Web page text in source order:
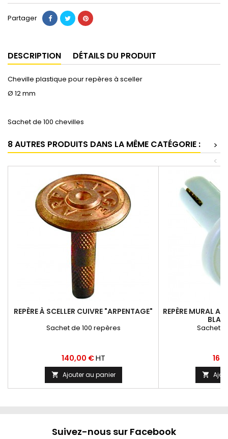
Partager
DESCRIPTION DÉTAILS DU PRODUIT
Cheville plastique pour repères à sceller
Ø 12 mm
Sachet de 100 chevilles
8 AUTRES PRODUITS DANS LA MÊME CATÉGORIE :
>
<
REPÈRE À SCELLER CUIVRE "ARPENTAGE"
Sachet de 100 repères
Prix
140,00 €HT
 Ajouter au panier
REPÈRE MURAL
Sachet
Prix

Suivez-nous sur Facebook